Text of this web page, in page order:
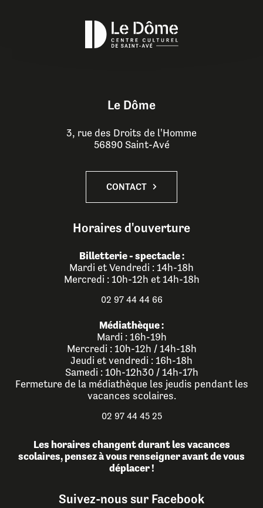
Le Dôme
3, rue des Droits de l'Homme
56890 Saint-Avé
CONTACT
Horaires d'ouverture
Billetterie - spectacle :
Mardi et Vendredi : 14h-18h
Mercredi : 10h-12h et 14h-18h
02 97 44 44 66
Médiathèque :
Mardi : 16h-19h
Mercredi : 10h-12h / 14h-18h
Jeudi et vendredi : 16h-18h
Samedi : 10h-12h30 / 14h-17h
Fermeture de la médiathèque les jeudis pendant les
vacances scolaires.
02 97 44 45 25
Les horaires changent durant les vacances
scolaires, pensez à vous renseigner avant de vous
déplacer !
Suivez-nous sur Facebook